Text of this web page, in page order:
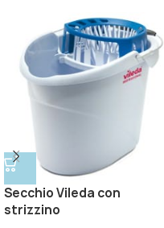
Secchio Vileda con
strizzino